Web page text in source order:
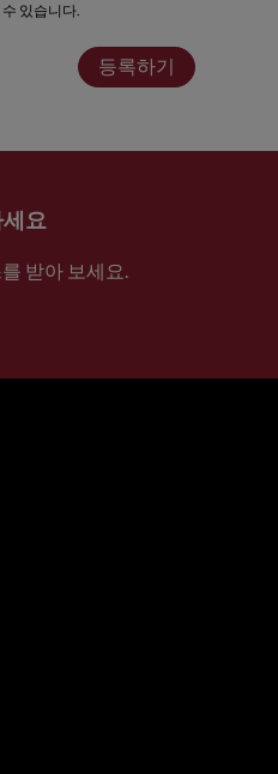
있습니다.
등록하기
요
받아 보세요.